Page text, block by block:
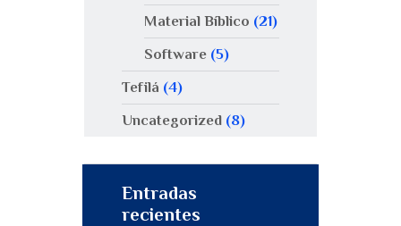
Material Bíblico (21)
Software(5)
Tefilá (4)
Uncategorized (8)
Entradas
recientes